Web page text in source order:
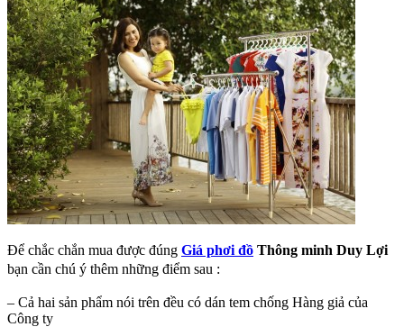
Để chắc chắn mua được đúng Giá phơi đồ Thông minh Duy Lợi
bạn cần chú ý thêm những điểm sau :
– Cả hai sản phẩm nói trên đều có dán tem chống Hàng giả của
Công ty